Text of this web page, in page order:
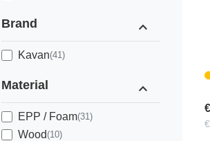
Brand expand_less
Kavan(41)
Material expand_less
EPP / Foam(31)
Wood(10)